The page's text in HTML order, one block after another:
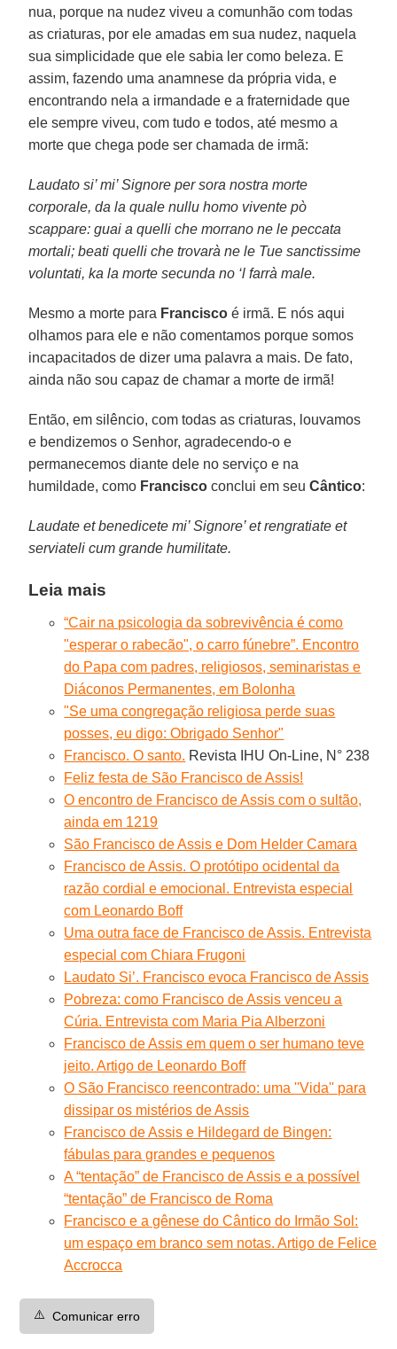
nua, porque na nudez viveu a comunhão com todas
as criaturas, por ele amadas em sua nudez, naquela
sua simplicidade que ele sabia ler como beleza. E
assim, fazendo uma anamnese da própria vida, e
encontrando nela a irmandade e a fraternidade que
ele sempre viveu, com tudo e todos, até mesmo a
morte que chega pode ser chamada de irmã:
Laudato si’ mi’ Signore per sora nostra morte
corporale, da la quale nullu homo vivente pò
scappare: guai a quelli che morrano ne le peccata
mortali; beati quelli che trovarà ne le Tue sanctissime
voluntati, ka la morte secunda no ‘l farrà male.
Mesmo a morte para Francisco é irmã. E nós aqui
olhamos para ele e não comentamos porque somos
incapacitados de dizer uma palavra a mais. De fato,
ainda não sou capaz de chamar a morte de irmã!
Então, em silêncio, com todas as criaturas, louvamos
e bendizemos o Senhor, agradecendo-o e
permanecemos diante dele no serviço e na
humildade, como Francisco conclui em seuCântico:
Laudate et benedicete mi’ Signore’ et rengratiate et
serviateli cum grande humilitate.
Leia mais
“Cair na psicologia da sobrevivência é como
"esperar o rabecão", o carro fúnebre”. Encontro
do Papa com padres, religiosos, seminaristas e
Diáconos Permanentes, em Bolonha
"Se uma congregação religiosa perde suas
posses, eu digo: Obrigado Senhor"
Francisco. O santo. Revista IHU On-Line, N° 238
Feliz festa de São Francisco de Assis!
O encontro de Francisco de Assis com o sultão,
ainda em 1219
São Francisco de Assis e Dom Helder Camara
Francisco de Assis. O protótipo ocidental da
razão cordial e emocional. Entrevista especial
com Leonardo Boff
Uma outra face de Francisco de Assis. Entrevista
especial com Chiara Frugoni
Laudato Si’. Francisco evoca Francisco de Assis
Pobreza: como Francisco de Assis venceu a
Cúria. Entrevista com Maria Pia Alberzoni
Francisco de Assis em quem o ser humano teve
jeito. Artigo de Leonardo Boff
O São Francisco reencontrado: uma ''Vida'' para
dissipar os mistérios de Assis
Francisco de Assis e Hildegard de Bingen:
fábulas para grandes e pequenos
A “tentação” de Francisco de Assis e a possível
“tentação” de Francisco de Roma
Francisco e a gênese do Cântico do Irmão Sol:
um espaço em branco sem notas. Artigo de Felice
Accrocca
⚠️ Comunicar erro